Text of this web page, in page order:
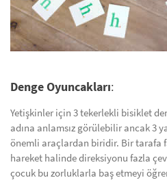
Denge Oyuncakları:
Yetişkinler için 3 tekerlekli bisiklet
adına anlamsız görülebilir ancak 3
önemli araçlardan biridir. Bir tarafa
hareket halinde direksiyonu fazla
çocuk bu zorluklarla baş etmeyi